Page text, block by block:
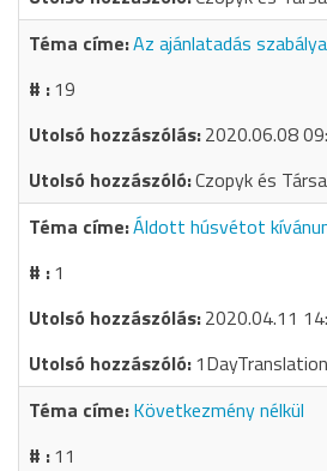
Az ajánlatadás
19
2020.06.08
Czopyk és
Áldott húsvétot
1
2020.04.11
Következmény nélkül
11